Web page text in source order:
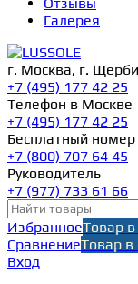
Галерея
г. Москва, г.
+7 (495) 177 42 25
Телефон в Москве
+7 (495) 177 42 25
Бесплатный номер
+7 (800) 707 64 45
Руководитель
+7 (977) 733 61 66
ИзбранноеТовар
СравнениеТовар в
Вход